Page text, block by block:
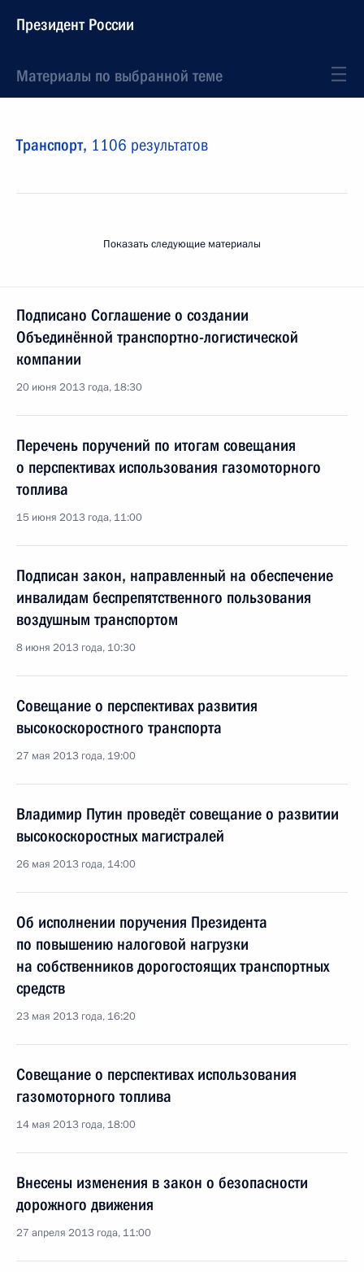
Президент России
Материалы по выбранной теме
Транспорт, 1106 результатов
Показать следующие материалы
Подписано Соглашение о создании
Объединённой транспортно-логистической
компании
20 июня 2013 года, 18:30
Перечень поручений по итогам совещания
о перспективах использования газомоторного
топлива
15 июня 2013 года, 11:00
Подписан закон, направленный на обеспечение
инвалидам беспрепятственного пользования
воздушным транспортом
8 июня 2013 года, 10:30
Совещание о перспективах развития
высокоскоростного транспорта
27 мая 2013 года, 19:00
Владимир Путин проведёт совещание о развитии
высокоскоростных магистралей
26 мая 2013 года, 14:00
Об исполнении поручения Президента
по повышению налоговой нагрузки
на собственников дорогостоящих транспортных
средств
23 мая 2013 года, 16:20
Совещание о перспективах использования
газомоторного топлива
14 мая 2013 года, 18:00
Внесены изменения в закон о безопасности
дорожного движения
27 апреля 2013 года, 11:00